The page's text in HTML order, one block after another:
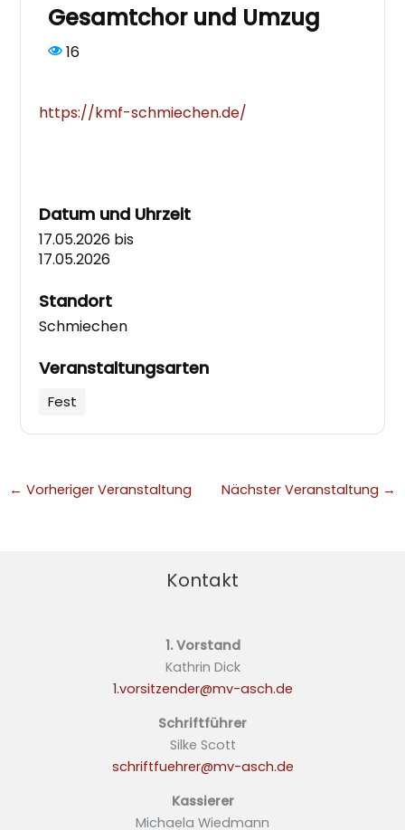
Gesamtchor und Umzug
16
https://kmf-schmiechen.de/
Datum und Uhrzeit
17.05.2026 bis
17.05.2026
Standort
Schmiechen
Veranstaltungsarten
Fest
← Vorheriger Veranstaltung Nächster Veranstaltung →
Kontakt
1. Vorstand
Kathrin Dick
1.vorsitzender@mv-asch.de
Schriftführer
Silke Scott
schriftfuehrer@mv-asch.de
Kassierer
Michaela Wiedmann